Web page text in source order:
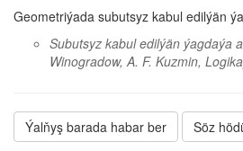
Geometriýada subutsyz kabul edilýän
Subutsyz kabul edilýän ýagdaýa
Winogradow, A. F. Kuzmin,
Ýalňyş barada habar ber Söz